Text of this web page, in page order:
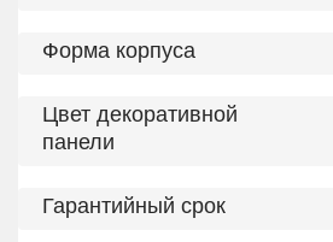
Форма корпуса
Цвет декоративной
панели
Гарантийный срок